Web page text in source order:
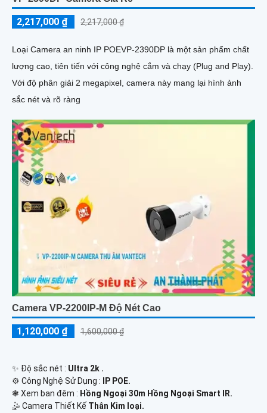
2,217,000 ₫ 2,217,000 ₫
Loại Camera an ninh IP POEVP-2390DP là một sản phẩm chất
lượng cao, tiên tiến với công nghệ cắm và chạy (Plug and Play).
Với độ phân giải 2 megapixel, camera này mang lại hình ảnh
sắc nét và rõ ràng
Camera VP-2200IP-M Độ Nét Cao
1,120,000 ₫ 1,600,000 ₫
✨ Độ sắc nét : Ultra 2k .
⚙ Công Nghệ Sử Dụng :
IP POE.
❃ Xem ban đêm : Hồng Ngoại 30m Hồng Ngoại Smart IR.
🤹 Camera Thiết Kế Thân Kim loại.